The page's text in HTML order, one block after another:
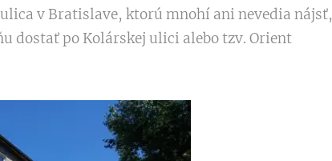
v Bratislave, ktorú mnohí ani nevedia nájsť,
dostať po Kolárskej ulici alebo tzv. Orient